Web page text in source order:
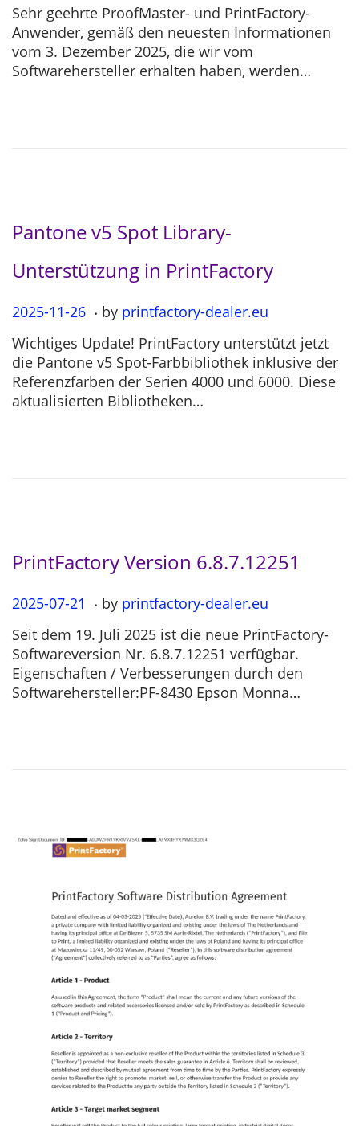
s
t
e
d
2
5
-
1
Sehr geehrte ProofMaster- und PrintFactory-
Anwender, gemäß den neuesten Informationen
vom 3. Dezember 2025, die wir vom
Softwarehersteller erhalten haben, werden…
Pantone v5 Spot Library-
Unterstützung in PrintFactory
P
s
t
e
d
2025-11-26 2
2
5
-
1
. by printfactory-dealer.eu
Wichtiges Update! PrintFactory unterstützt jetzt
die Pantone v5 Spot-Farbbibliothek inklusive der
Referenzfarben der Serien 4000 und 6000. Diese
aktualisierten Bibliotheken…
PrintFactory Version 6.8.7.12251
P
s
t
e
d
2025-07-21 2
2
5
-
0
. by printfactory-dealer.eu
Seit dem 19. Juli 2025 ist die neue PrintFactory-
Softwareversion Nr. 6.8.7.12251 verfügbar.
Eigenschaften / Verbesserungen durch den
Softwarehersteller:PF-8430 Epson Monna…